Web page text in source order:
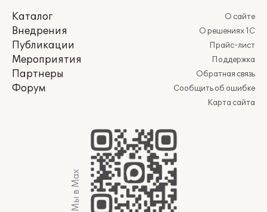
Каталог
Внедрения
Публикации
Мероприятия
Партнеры
Форум
О сайте
О решениях 1С
Прайс-лист
Поддержка
Обратная связь
Сообщить об ошибке
Карта сайта
Мы в Max